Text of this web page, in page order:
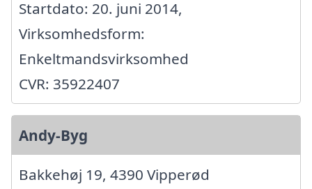
Startdato: 20. juni 2014,
Virksomhedsform:
Enkeltmandsvirksomhed
CVR: 35922407
Andy-Byg
Bakkehøj 19, 4390 Vipperød